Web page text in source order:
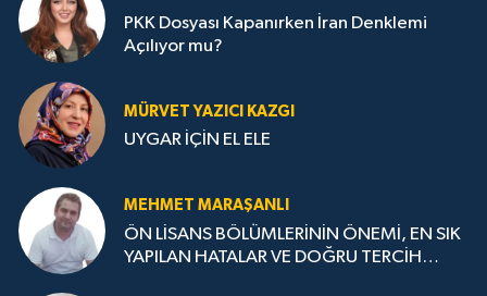
PKK Dosyası Kapanırken İran Denklemi
Açılıyor mu?
MÜRVET YAZICI KAZGI
UYGAR İÇİN EL ELE
MEHMET MARAŞANLI
ÖN LİSANS BÖLÜMLERİNİN ÖNEMİ, EN SIK
YAPILAN HATALAR VE DOĞRU TERCİH